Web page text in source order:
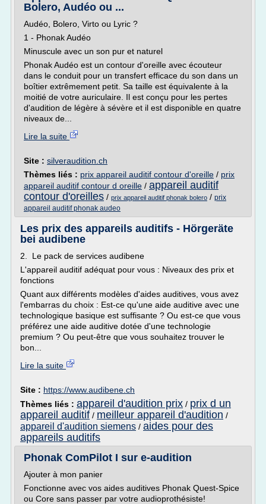
Bolero, Audéo ou ...
Audéo, Bolero, Virto ou Lyric ?
1 - Phonak Audéo
Minuscule avec un son pur et naturel
Phonak Audéo est un contour d'oreille avec écouteur
dans le conduit pour un transfert efficace du son dans un
boîtier extrêmement petit. Sa taille est équivalente à la
moitié de votre auriculaire. Il est conçu pour les pertes
d'audition de légère à sévère et il est disponible en quatre
niveaux de...
Lire la suite
Site : silveraudition.ch
Thèmes liés : prix appareil auditif contour d'oreille / prix
appareil auditif contour d oreille / appareil auditif
contour d'oreilles / prix appareil auditif phonak bolero / prix
appareil auditif phonak audeo
Les prix des appareils auditifs - Hörgeräte
bei audibene
2. Le pack de services audibene
L'appareil auditif adéquat pour vous : Niveaux des prix et
fonctions
Quant aux différents modèles d'aides auditives, vous avez
l'embarras du choix : Est-ce qu'une aide auditive avec une
technologique basique est suffisante ? Ou est-ce que vous
préférez une aide auditive dotée d'une technologie
premium ? Ou peut-être que vous souhaitez trouver le
bon...
Lire la suite
Site : https://www.audibene.ch
Thèmes liés : appareil d'audition prix / prix d un
appareil auditif / meilleur appareil d'audition /
appareil d'audition siemens / aides pour des
appareils auditifs
Phonak ComPilot I sur e-audition
Ajouter à mon panier
Fonctionne avec vos aides auditives Phonak Quest-Spice
ou Core sans passer par votre audioprothésiste!